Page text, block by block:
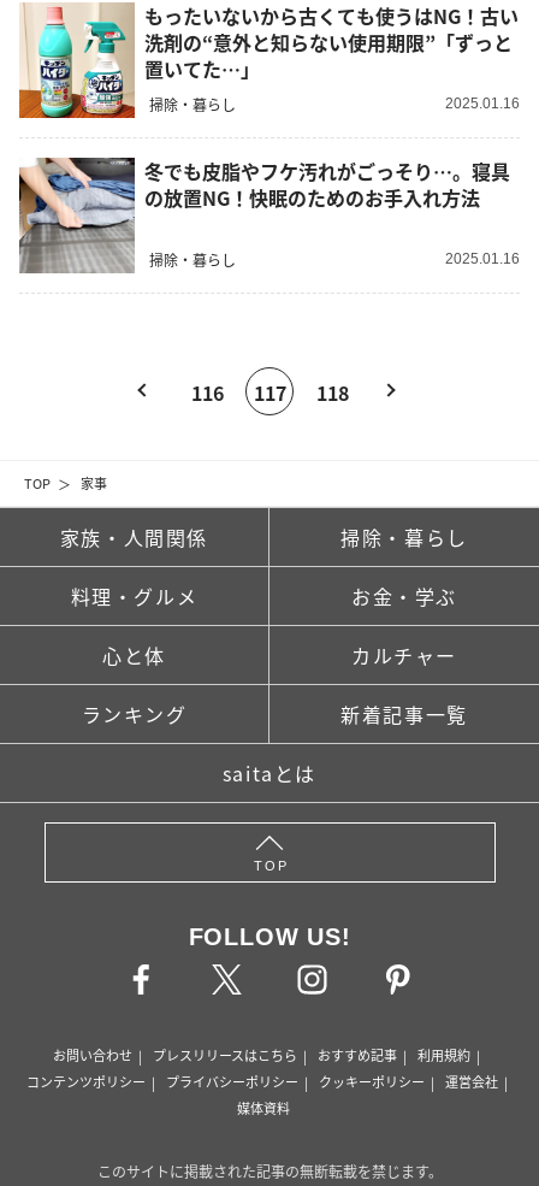
TOP 家事
もったいないから古くても使うはNG！古い
洗剤の“意外と知らない使用期限”「ずっと
置いてた…」
掃除・暮らし 2025.01.16
冬でも皮脂やフケ汚れがごっそり…。寝具
の放置NG！快眠のためのお手入れ方法
掃除・暮らし 2025.01.16
116 117 118
家族・人間関係 掃除・暮らし
料理・グルメ お金・学ぶ
心と体 カルチャー
ランキング 新着記事一覧
saitaとは
TOP
FOLLOW US!
お問い合わせ プレスリリースはこちら おすすめ記事
利用規約
コンテンツポリシー
プライバシーポリシー クッキーポリシー
運営会社
媒体資料
このサイトに掲載された記事の無断転載を禁じます。